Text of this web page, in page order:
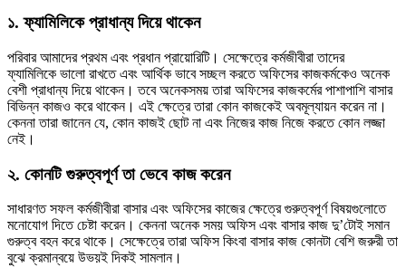
১. ফ্যামিলিকে প্রাধান্য দিয়ে থাকেন
পরিবার আমাদের প্রথম এবং প্রধান প্রায়োরিটি। সেক্ষেত্রে কর্মজীবীরা তাদের
ফ্যামিলিকে ভালো রাখতে এবং আর্থিক ভাবে সচ্ছল করতে অফিসের কাজকর্মকেও অনেক
বেশী প্রাধান্য দিয়ে থাকেন। তবে অনেকসময় তারা অফিসের কাজকর্মের পাশাপাশি বাসার
বিভিন্ন কাজও করে থাকেন। এই ক্ষেত্রে তারা কোন কাজকেই অবমূল্যায়ন করেন না।
কেননা তারা জানেন যে, কোন কাজই ছোট না এবং নিজের কাজ নিজে করতে কোন লজ্জা
নেই।
২. কোনটি গুরুত্বপূর্ণ তা ভেবে কাজ করেন
সাধারণত সফল কর্মজীবীরা বাসার এবং অফিসের কাজের ক্ষেত্রে গুরুত্বপূর্ণ বিষয়গুলোতে
মনোযোগ দিতে চেষ্টা করেন। কেননা অনেক সময় অফিস এবং বাসার কাজ দু’টোই সমান
গুরুত্ব বহন করে থাকে। সেক্ষেত্রে তারা অফিস কিংবা বাসার কাজ কোনটা বেশি জরুরী তা
বুঝে ক্রমান্বয়ে উভয়ই দিকই সামলান।